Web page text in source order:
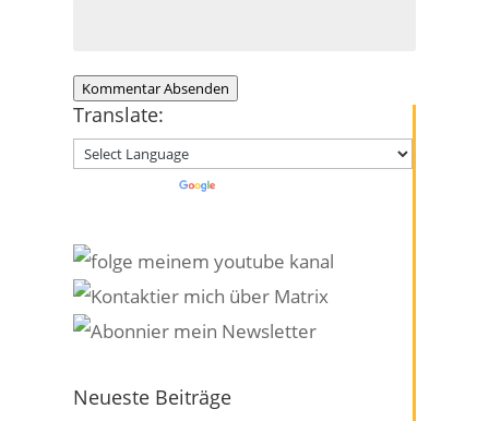
Kommentar Absenden
Translate:
Powered by
Neueste Beiträge